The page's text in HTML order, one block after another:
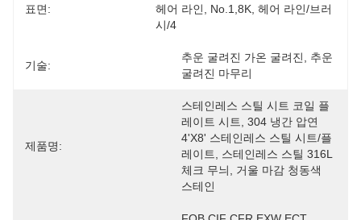
표면:
헤어 라인, No.1,8K, 헤어 라인/브러
시/4
기술:
추운 굴려진 가온 굴려진, 추운
굴려진 마무리
제품명:
스테인레스 스틸 시트 코일 플
레이트 시트, 304 냉간 압연
4'x8' 스테인레스 스틸 시트/플
레이트, 스테인레스 스틸 316L
체크 무늬, 거울 마감 청동색
스테인